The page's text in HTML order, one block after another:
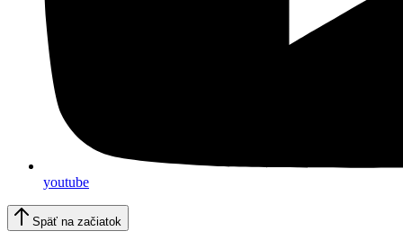
youtube
Späť na začiatok